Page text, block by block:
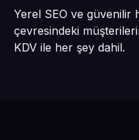
Yerel SEO ve güvenilir
çevresindeki
KDV ile her şey dahil.